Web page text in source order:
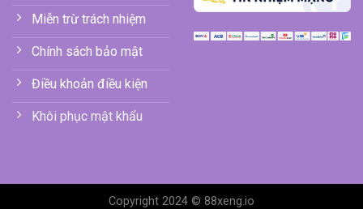
Miễn trừ trách nhiệm
Chính sách bảo mật
Điều khoản điều kiện
Khôi phục mật khẩu
Copyright 2024 © 88xeng.io